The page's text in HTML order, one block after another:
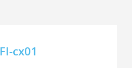
FI-cx01